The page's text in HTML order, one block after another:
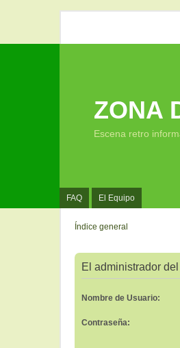
FAQ El Equipo
ZONA
Escena retro
Índice general
El administrador
Nombre de Usuario:
Contraseña: